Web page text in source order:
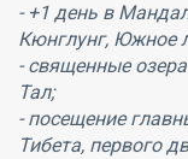
- +1 день в
Кюнглунг, Южное
- священные
Тал;
- посещение
Тибета, первого